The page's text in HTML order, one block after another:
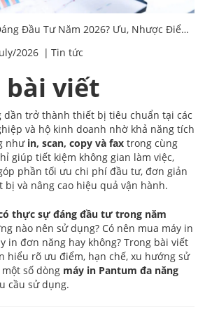
Máy In Đa Năng Có Đáng Đầu Tư Năm 2026? Ưu, Nhược Điểm Và Kinh Nghiệm Chọn Máy Phù Hợp
2026 | Tin tức
viết
dần trở thành thiết bị tiêu chuẩn tại các
và hộ kinh doanh nhờ khả năng tích
như in, scan, copy và fax trong cùng
giúp tiết kiệm không gian làm việc,
phần tối ưu chi phí đầu tư, đơn giản
bị và nâng cao hiệu quả vận hành.
thực sự đáng đầu tư trong năm
nào nên sử dụng? Có nên mua máy in
in đơn năng hay không? Trong bài viết
hiểu rõ ưu điểm, hạn chế, xu hướng sử
số dòng máy in Pantum đa năng
cầu sử dụng.